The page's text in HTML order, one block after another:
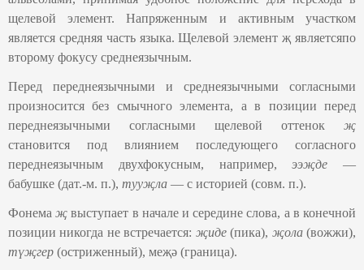
щелевой элемент. Напряженным и активным участком
является средняя часть языка. Щелевой элемент җ являетсяпо
второму фокусу среднеязычным.
Перед переднеязычными и среднеязычными согласными
произносится без смычного элемента, а в позиции перед
переднеязычными согласными щелевой оттенок җ
становится под влиянием последующего согласного
переднеязычным двухфокусным, например,ээҗде —
бабушке (дат.-м. п.), тууҗла — с историей (совм. п.).
Фонемаҗ выступает в начале и середине слова, а в конечной
позиции никогда не встречается: җиде(пика), җола(вожжи),
түҗгер (остриженный), меҗә (граница).